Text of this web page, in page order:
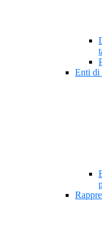
Enti di